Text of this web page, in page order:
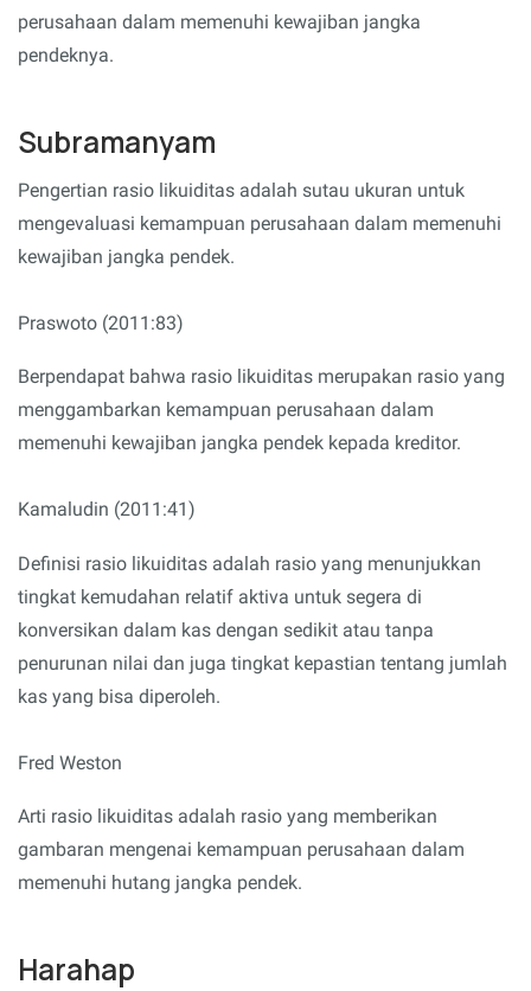
perusahaan dalam memenuhi kewajiban jangka
pendeknya.
Subramanyam
Pengertian rasio likuiditas adalah sutau ukuran untuk
mengevaluasi kemampuan perusahaan dalam memenuhi
kewajiban jangka pendek.
Praswoto (2011:83)
Berpendapat bahwa rasio likuiditas merupakan rasio yang
menggambarkan kemampuan perusahaan dalam
memenuhi kewajiban jangka pendek kepada kreditor.
Kamaludin (2011:41)
Definisi rasio likuiditas adalah rasio yang menunjukkan
tingkat kemudahan relatif aktiva untuk segera di
konversikan dalam kas dengan sedikit atau tanpa
penurunan nilai dan juga tingkat kepastian tentang jumlah
kas yang bisa diperoleh.
Fred Weston
Arti rasio likuiditas adalah rasio yang memberikan
gambaran mengenai kemampuan perusahaan dalam
memenuhi hutang jangka pendek.
Harahap